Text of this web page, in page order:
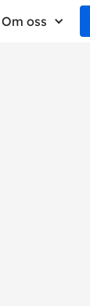
Om oss